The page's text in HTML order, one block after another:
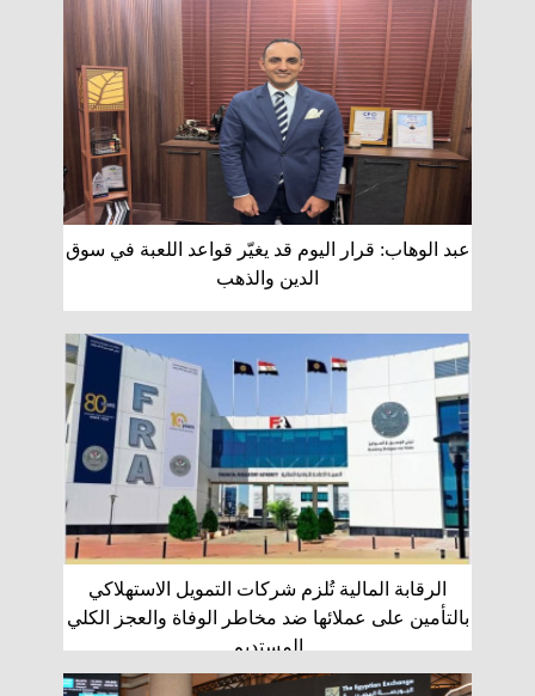
عبد الوهاب: قرار اليوم قد يغيّر قواعد اللعبة في سوق
الدين والذهب
الرقابة المالية تُلزم شركات التمويل الاستهلاكي
بالتأمين على عملائها ضد مخاطر الوفاة والعجز الكلي
المستديم